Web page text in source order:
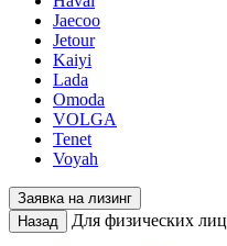
Jaecoo
Jetour
Kaiyi
Lada
Omoda
VOLGA
Tenet
Voyah
Заявка на лизинг
Назад
Для физических лиц